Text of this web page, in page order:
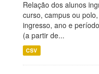
Relação dos alunos
curso, campus ou
ingresso, ano e
(a partir de...
CSV